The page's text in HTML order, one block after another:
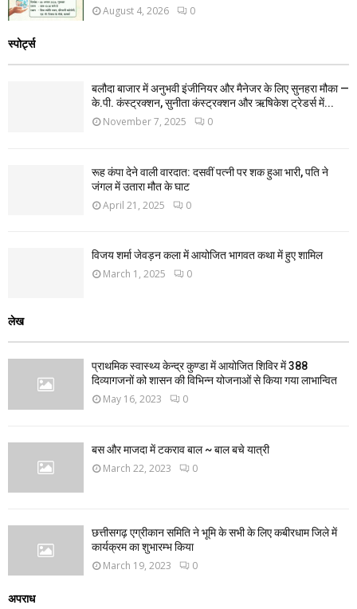
August 4, 2026 0
स्पोर्ट्स
बलौदा बाजार में अनुभवी इंजीनियर और मैनेजर के लिए सुनहरा मौका —
के.पी. कंस्ट्रक्शन, सुनीता कंस्ट्रक्शन और ऋषिकेश ट्रेडर्स में...
November 7, 2025 0
रूह कंपा देने वाली वारदात: दसवीं पत्नी पर शक हुआ भारी, पति ने
जंगल में उतारा मौत के घाट
April 21, 2025 0
विजय शर्मा जेवड़न कला में आयोजित भागवत कथा में हुए शामिल
March 1, 2025 0
लेख
प्राथमिक स्वास्थ्य केन्द्र कुण्डा में आयोजित शिविर में 388
दिव्यागजनों को शासन की विभिन्न योजनाओं से किया गया लाभान्वित
May 16, 2023 0
बस और माजदा में टकराव बाल ~ बाल बचे यात्री
March 22, 2023 0
छत्तीसगढ़ एग्रीकान समिति ने भूमि के सभी के लिए कबीरधाम जिले में
कार्यक्रम का शुभारम्भ किया
March 19, 2023 0
अपराध